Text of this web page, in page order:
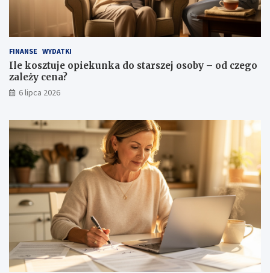
FINANSE WYDATKI
Ile kosztuje opiekunka do starszej osoby – od czego
zależy cena?
6 lipca 2026